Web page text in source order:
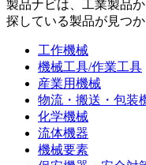
製品ナビは、工業製品
探している製品が見つ
工作機械
機械工具/作業工具
産業用機械
物流・搬送・包装
化学機械
流体機器
機械要素